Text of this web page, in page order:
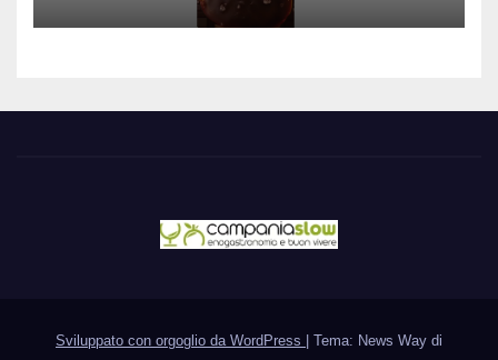
Sviluppato con orgoglio da WordPress Tema: News Way di